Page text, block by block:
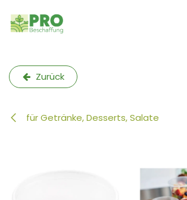
Zurück
für Getränke, Desserts, Salate